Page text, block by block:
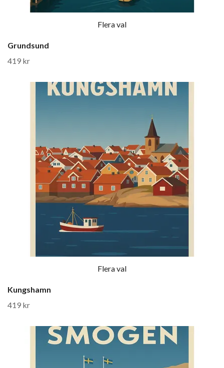
Flera val
Grundsund
419 kr
Flera val
Kungshamn
419 kr